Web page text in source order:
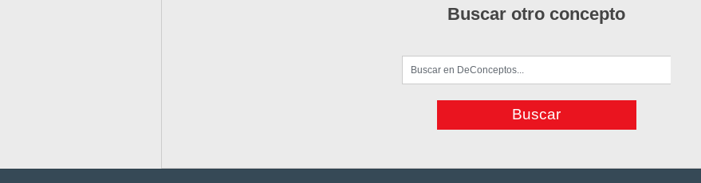
Buscar otro concepto